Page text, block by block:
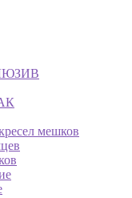
мешков